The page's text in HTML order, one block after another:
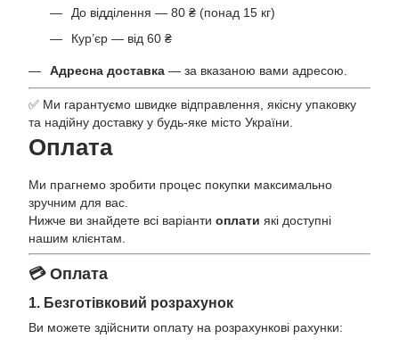
До відділення — 80 ₴ (понад 15 кг)
Кур’єр — від 60 ₴
Адресна доставка — за вказаною вами адресою.
✅ Ми гарантуємо швидке відправлення, якісну упаковку
та надійну доставку у будь-яке місто України.
Оплата
Ми прагнемо зробити процес покупки максимально
зручним для вас.
Нижче ви знайдете всі варіанти оплати які доступні
нашим клієнтам.
💳 Оплата
1. Безготівковий розрахунок
Ви можете здійснити оплату на розрахункові рахунки: